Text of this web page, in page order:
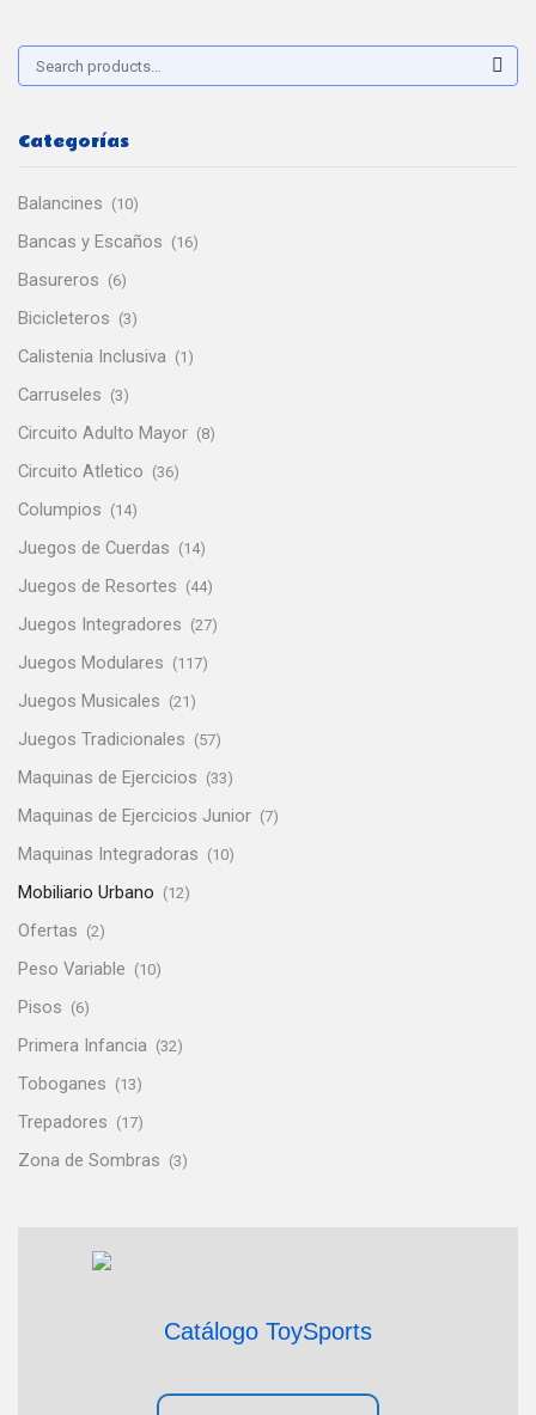
Buscar:
Categorías
Balancines (10)
Bancas y Escaños (16)
Basureros (6)
Bicicleteros (3)
Calistenia Inclusiva (1)
Carruseles (3)
Circuito Adulto Mayor (8)
Circuito Atletico (36)
Columpios (14)
Juegos de Cuerdas (14)
Juegos de Resortes (44)
Juegos Integradores (27)
Juegos Modulares (117)
Juegos Musicales (21)
Juegos Tradicionales (57)
Maquinas de Ejercicios (33)
Maquinas de Ejercicios Junior (7)
Maquinas Integradoras (10)
Mobiliario Urbano (12)
Ofertas (2)
Peso Variable (10)
Pisos (6)
Primera Infancia (32)
Toboganes (13)
Trepadores (17)
Zona de Sombras (3)
Catálogo ToySports